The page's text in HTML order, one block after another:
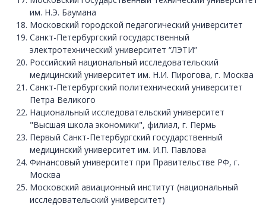
им. Н.Э. Баумана
Московский городской педагогический университет
Санкт-Петербургский государственный
электротехнический университет “ЛЭТИ”
Российский национальный исследовательский
медицинский университет им. Н.И. Пирогова, г. Москва
Санкт-Петербургский политехнический университет
Петра Великого
Национальный исследовательский университет
"Высшая школа экономики", филиал, г. Пермь
Первый Санкт-Петербургский государственный
медицинский университет им. И.П. Павлова
Финансовый университет при Правительстве РФ, г.
Москва
Московский авиационный институт (национальный
исследовательский университет)